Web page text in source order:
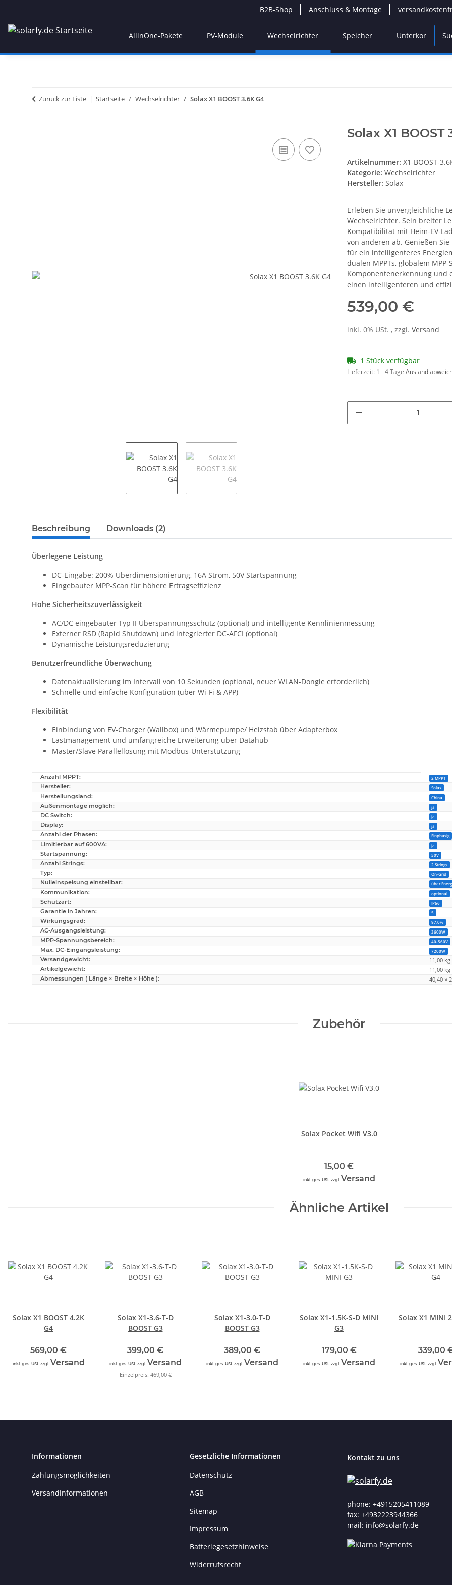
B2B-Shop Anschluss & Montage
AllinOne-Pakete PV-Module Wechselrichter Speicher
Zurück zur Liste Startseite Wechselrichter Solax X1 BOOST 3.6K G4
Solax X1 BOOST
Artikelnummer: X1-BOOST-
Kategorie: Wechselrichter
Hersteller: Solax
Erleben Sie unvergleichliche
Wechselrichter. Sein breiter
Kompatibilität mit Heim-EV-
von anderen ab. Genießen
für ein intelligenteres
dualen MPPTs, globalem
Komponentenerkennung
einen intelligenteren und
539,00 €
inkl. 0% USt. , zzgl. Versand
1 Stück verfügbar
Lieferzeit: 1 - 4 Tage Ausland
weitere Registerkarten anzeigen
Beschreibung Downloads (2)
Überlegene Leistung
DC-Eingabe: 200% Überdimensionierung, 16A Strom, 50V Startspannung
Eingebauter MPP-Scan für höhere Ertragseffizienz
Hohe Sicherheitszuverlässigkeit
AC/DC eingebauter Typ II Überspannungsschutz (optional) und intelligente Kennlinienmessung
Externer RSD (Rapid Shutdown) und integrierter DC-AFCI (optional)
Dynamische Leistungsreduzierung
Benutzerfreundliche Überwachung
Datenaktualisierung im Intervall von 10 Sekunden (optional, neuer WLAN-Dongle erforderlich)
Schnelle und einfache Konfiguration (über Wi-Fi & APP)
Flexibilität
Einbindung von EV-Charger (Wallbox) und Wärmepumpe/ Heizstab über Adapterbox
Lastmanagement und umfangreiche Erweiterung über Datahub
Master/Slave Parallellösung mit Modbus-Unterstützung
Produkteigenschaft
Wert
Anzahl MPPT: 2 MPPT
Hersteller: Solax
Herstellungsland: China
Außenmontage möglich: ja
DC Switch: ja
Display: ja
Anzahl der Phasen: Einphasig
Limitierbar auf 600VA: ja
Startspannung: 50V
Anzahl Strings: 2 Strings
Typ: On-Grid
Nulleinspeisung einstellbar: über
Kommunikation: optional
Schutzart: IP66
Garantie in Jahren: 5
Wirkungsgrad: 97,0%
AC-Ausgangsleistung: 3600W
MPP-Spannungsbereich: 40-560V
Max. DC-Eingangsleistung: 7200W
Versandgewicht: 11,00 kg
Artikelgewicht: 11,00 kg
Abmessungen ( Länge × Breite × Höhe ): 40,40 ×
Zubehör
Solax Pocket Wifi V3.0
15,00 €
inkl. ges. USt. zzgl. Versand
Ähnliche Artikel
Solax X1 BOOST 4.2K
G4
569,00 €
inkl. ges. USt. zzgl. Versand
Solax X1-3.6-T-D
BOOST G3
399,00 €
inkl. ges. USt. zzgl. Versand
Einzelpreis:469,00 €
Solax X1-3.0-T-D
BOOST G3
389,00 €
inkl. ges. USt. zzgl. Versand
Solax X1-1.5K-S-D MINI
G3
179,00 €
inkl. ges. USt. zzgl. Versand
Solax X1 MINI
339,00
inkl. ges. USt. zzgl.
Informationen
Zahlungsmöglichkeiten
Versandinformationen
Gesetzliche Informationen
Datenschutz
AGB
Sitemap
Impressum
Batteriegesetzhinweise
Widerrufsrecht
Kontakt zu uns
phone: +4915205411089
fax: +4932223944366
mail: info@solarfy.de